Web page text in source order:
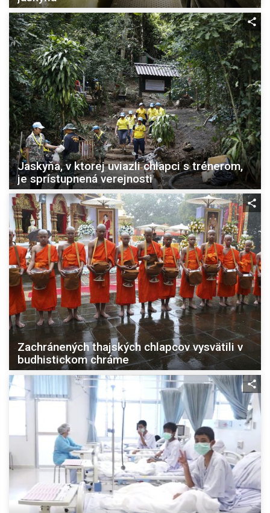
Jaskyňa, v ktorej uviazli chlapci s trénerom,
je sprístupnená verejnosti
Zachránených thajských chlapcov vysvätili v
budhistickom chráme